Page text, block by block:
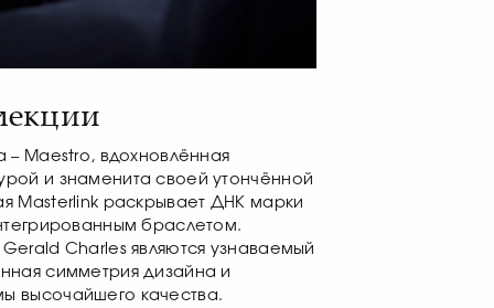
– Maestro, вдохновлённая
и знаменита своей утончённой
Masterlink раскрывает ДНК марки
браслетом.
Charles являются узнаваемый
симметрия дизайна и
высочайшего качества.